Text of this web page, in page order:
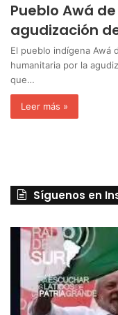
Pueblo Awá
agudización
El pueblo indígena Awá
humanitaria por la
que…
Leer más »
Síguenos en